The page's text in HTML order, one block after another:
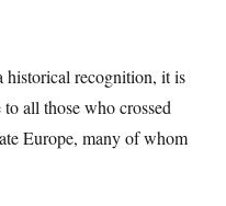
historical recognition, it is
all those who crossed
Europe, many of whom